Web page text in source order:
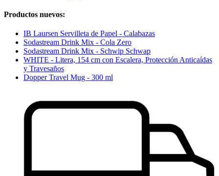
Productos nuevos:
IB Laursen Servilleta de Papel - Calabazas
Sodastream Drink Mix - Cola Zero
Sodastream Drink Mix - Schwip Schwap
WHITE - Litera, 154 cm con Escalera, Protección Anticaídas
y Travesaños
Dopper Travel Mug - 300 ml